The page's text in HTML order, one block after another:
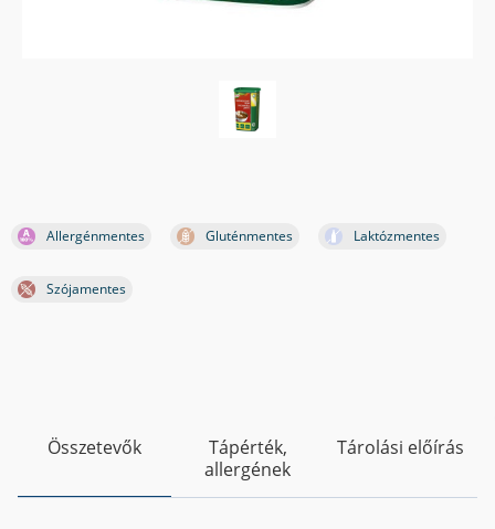
Allergénmentes Gluténmentes Laktózmentes
Szójamentes
Összetevők
Tápérték,
allergének
Tárolási előírás